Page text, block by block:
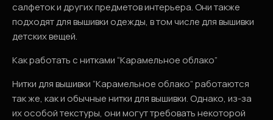
салфеток и других предметов интерьера. Они также
подходят для вышивки одежды, в том числе для вышивки
детских вещей.
Как работать с нитками “Карамельное облако”
Нитки для вышивки “Карамельное облако” работаются
так же, как и обычные нитки для вышивки. Однако, из-за
их особой текстуры, они могут требовать некоторой